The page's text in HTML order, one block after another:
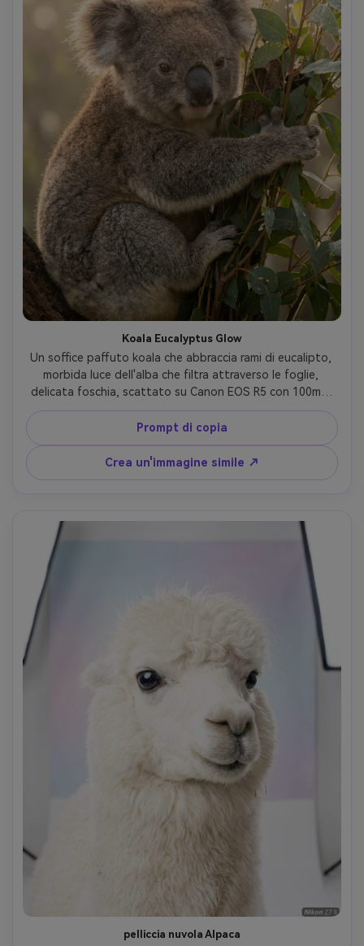
Koala Eucalyptus Glow
Un soffice paffuto koala che abbraccia rami di eucalipto,
morbida luce dell'alba che filtra attraverso le foglie,
delicata foschia, scattato su Canon EOS R5 con 100mm
f/2.8, cornice ritratto stretta, trama di pelliccia ultra
realistica e ombre naturali, umore calmo e sano, messa a
fuoco nitida sugli occhi- -ar 4:5
Prompt di copia
Crea un'immagine simile ↗
pelliccia nuvola Alpaca